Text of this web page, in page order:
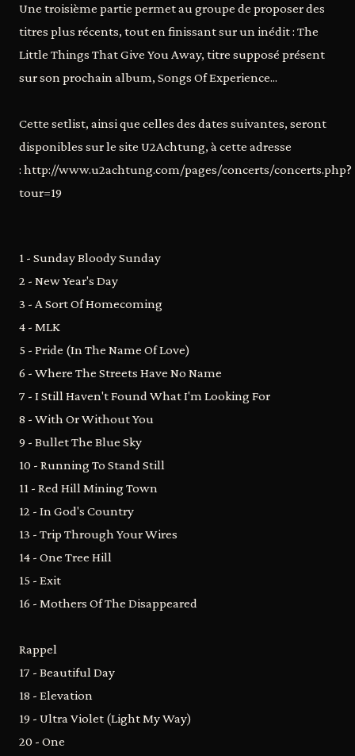
Une troisième partie permet au groupe de proposer des
titres plus récents, tout en finissant sur un inédit : The
Little Things That Give You Away, titre supposé présent
sur son prochain album, Songs Of Experience...
Cette setlist, ainsi que celles des dates suivantes, seront
disponibles sur le site U2Achtung, à cette adresse
: http://www.u2achtung.com/pages/concerts/concerts.php?
tour=19
1 - Sunday Bloody Sunday
2 - New Year's Day
3 - A Sort Of Homecoming
4 - MLK
5 - Pride (In The Name Of Love)
6 - Where The Streets Have No Name
7 - I Still Haven't Found What I'm Looking For
8 - With Or Without You
9 - Bullet The Blue Sky
10 - Running To Stand Still
11 - Red Hill Mining Town
12 - In God's Country
13 - Trip Through Your Wires
14 - One Tree Hill
15 - Exit
16 - Mothers Of The Disappeared
Rappel
17 - Beautiful Day
18 - Elevation
19 - Ultra Violet (Light My Way)
20 - One